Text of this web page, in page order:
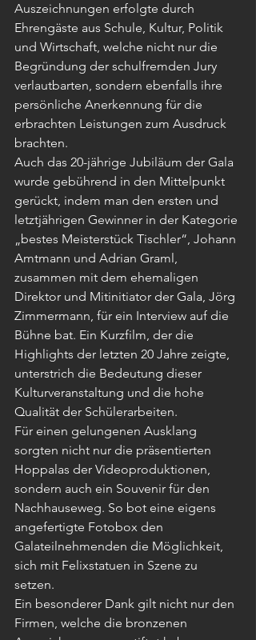
Auszeichnungen erfolgte durch
Ehrengäste aus Schule, Kultur, Politik
und Wirtschaft, welche nicht nur die
Begründung der schulfremden Jury
verlautbarten, sondern ebenfalls ihre
persönliche Anerkennung für die
erbrachten Leistungen zum Ausdruck
brachten.
Auch das 20-jährige Jubiläum der Gala
wurde gebührend in den Mittelpunkt
gerückt, indem man den ersten und
letztjährigen Gewinner in der Kategorie
„bestes Meisterstück Tischler“, Johann
Amtmann und Adrian Graml,
zusammen mit dem ehemaligen
Direktor und Mitinitiator der Gala, Jörg
Zimmermann, für ein Interview auf die
Bühne bat. Ein Kurzfilm, der die
Highlights der letzten 20 Jahre zeigte,
unterstrich die Bedeutung dieser
Kulturveranstaltung und die hohe
Qualität der Schülerarbeiten.
Für einen gelungenen Ausklang
sorgten nicht nur die präsentierten
Hoppalas der Videoproduktionen,
sondern auch ein Souvenir für den
Nachhauseweg. So bot eine eigens
angefertigte Fotobox den
Galateilnehmenden die Möglichkeit,
sich mit Felixstatuen in Szene zu
setzen.
Ein besonderer Dank gilt nicht nur den
Firmen, welche die bronzenen